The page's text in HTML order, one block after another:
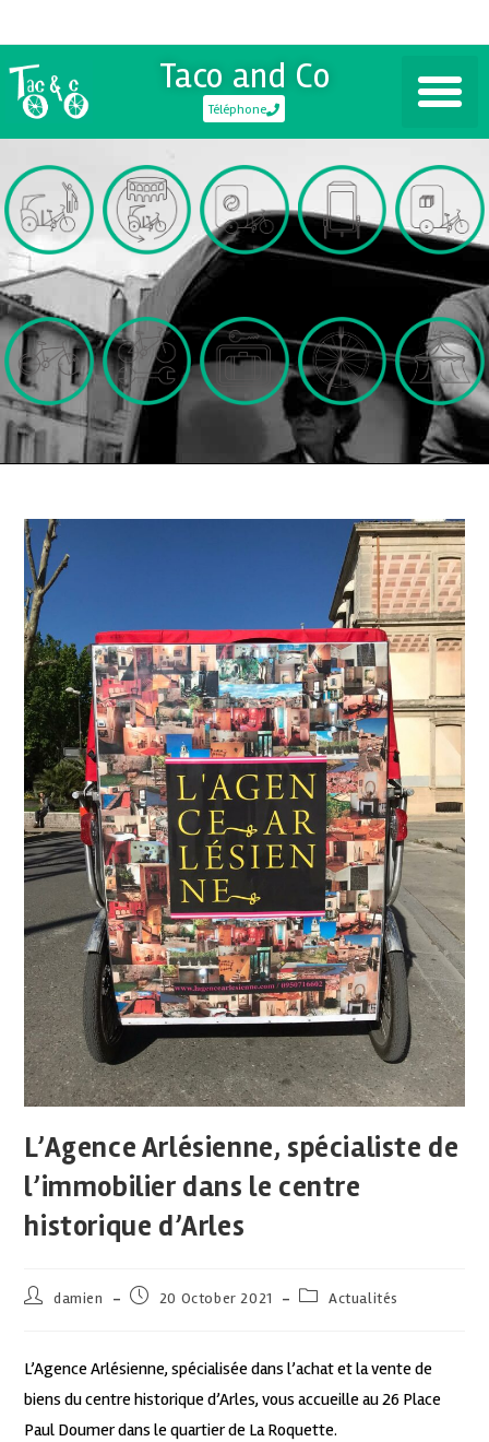
Taco and Co
Téléphone
L’Agence Arlésienne, spécialiste de
l’immobilier dans le centre
historique d’Arles
damien 20 October 2021 Actualités
L’Agence Arlésienne, spécialisée dans l’achat et la vente de
biens du centre historique d’Arles, vous accueille au 26 Place
Paul Doumer dans le quartier de La Roquette.